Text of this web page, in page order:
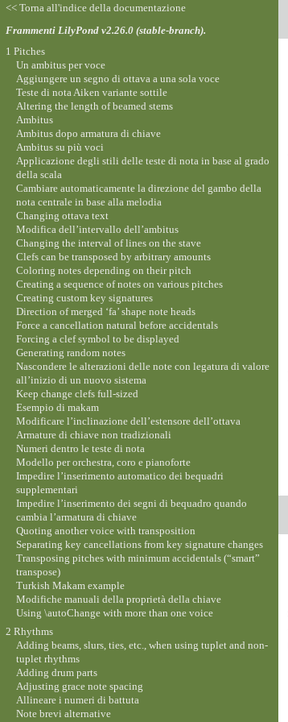
<< Torna all'indice della documentazione
Frammenti LilyPond v2.26.0 (stable-branch).
1 Pitches
Un ambitus per voce
Aggiungere un segno di ottava a una sola voce
Teste di nota Aiken variante sottile
Altering the length of beamed stems
Ambitus
Ambitus dopo armatura di chiave
Ambitus su più voci
Applicazione degli stili delle teste di nota in base al grado
della scala
Cambiare automaticamente la direzione del gambo della
nota centrale in base alla melodia
Changing ottava text
Modifica dell’intervallo dell’ambitus
Changing the interval of lines on the stave
Clefs can be transposed by arbitrary amounts
Coloring notes depending on their pitch
Creating a sequence of notes on various pitches
Creating custom key signatures
Direction of merged ‘fa’ shape note heads
Force a cancellation natural before accidentals
Forcing a clef symbol to be displayed
Generating random notes
Nascondere le alterazioni delle note con legatura di valore
all’inizio di un nuovo sistema
Keep change clefs full-sized
Esempio di makam
Modificare l’inclinazione dell’estensore dell’ottava
Armature di chiave non tradizionali
Numeri dentro le teste di nota
Modello per orchestra, coro e pianoforte
Impedire l’inserimento automatico dei bequadri
supplementari
Impedire l’inserimento dei segni di bequadro quando
cambia l’armatura di chiave
Quoting another voice with transposition
Separating key cancellations from key signature changes
Transposing pitches with minimum accidentals (“smart”
transpose)
Turkish Makam example
Modifiche manuali della proprietà della chiave
Using \autoChange with more than one voice
2 Rhythms
Adding beams, slurs, ties, etc., when using tuplet and non-
tuplet rhythms
Adding drum parts
Adjusting grace note spacing
Allineare i numeri di battuta
Note brevi alternative